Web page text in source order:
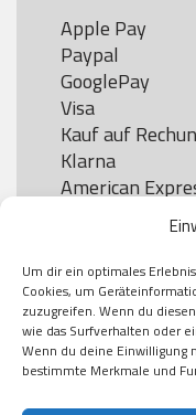
Um dir ein optimales
Cookies, um
zuzugreifen. Wenn du
wie das Surfverhalten oder
Wenn du deine Einwilligung
bestimmte Merkmale und
Apple Pay
Paypal
GooglePay
Visa
Kauf auf
Klarna
American
Versand
DHL
Klimaneutral